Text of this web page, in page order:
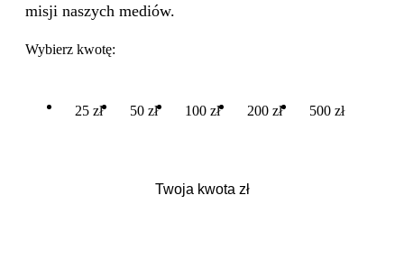
misji naszych mediów.
Wybierz kwotę:
25 zł 50 zł 100 zł 200 zł 500 zł